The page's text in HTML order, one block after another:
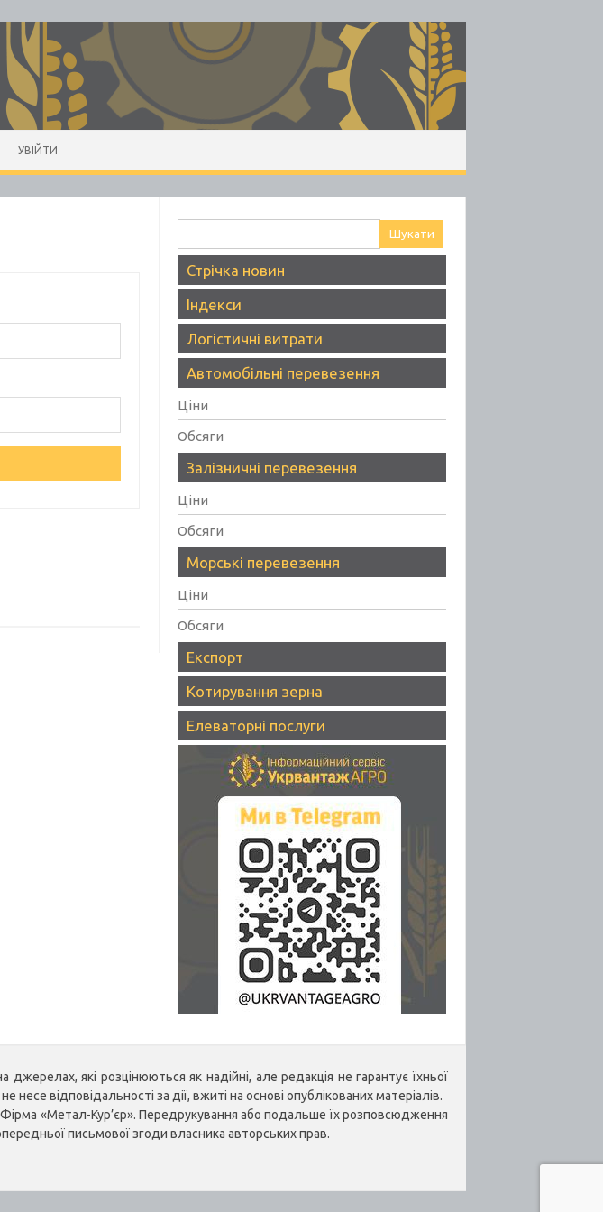
УВІЙТИ
Стрічка новин
Індекси
Логістичні витрати
Автомобільні перевезення
Ціни
Обсяги
Залізничні перевезення
Ціни
Обсяги
Морські перевезення
Ціни
Обсяги
Експорт
Котирування зерна
Елеваторні послуги
джерелах, які розцінюються як надійні, але редакція не гарантує їхньої
відповідальності за дії, вжиті на основі опублікованих матеріалів.
«Метал-Кур’єр». Передрукування або подальше їх розповсюдження
письмової згоди власника авторських прав.